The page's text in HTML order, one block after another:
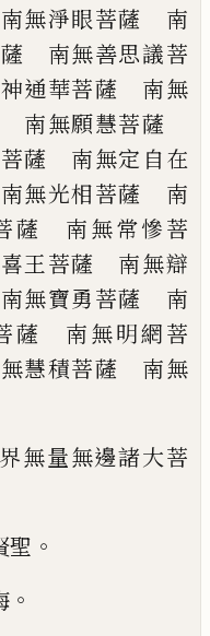
無淨眼菩薩 南
南無善思議菩
通華菩薩 南無
南無願慧菩薩
菩薩 南無定自在
無光相菩薩 南
薩 南無常慘菩
王菩薩 南無辯
無寶勇菩薩 南
薩 南無明網菩
無慧積菩薩 南無
無量無邊諸大菩
聖 。
。